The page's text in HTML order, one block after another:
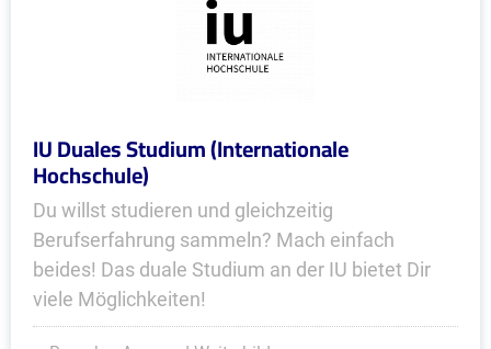
IU Duales Studium (Internationale
Hochschule)
Du willst studieren und gleichzeitig
Berufserfahrung sammeln? Mach einfach
beides! Das duale Studium an der IU bietet Dir
viele Möglichkeiten!